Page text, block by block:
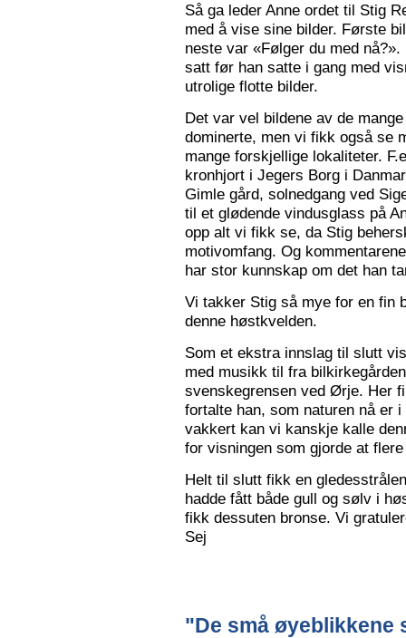
Så ga leder Anne ordet til Stig
med å vise sine bilder. Første
neste var «Følger du med
satt før han satte i gang med
utrolige flotte bilder.
Det var vel bildene av de
dominerte, men vi fikk også se
mange forskjellige lokaliteter.
kronhjort i Jegers Borg i
Gimle gård, solnedgang ved
til et glødende vindusglass på
opp alt vi fikk se, da Stig
motivomfang. Og
har stor kunnskap om det han
Vi takker Stig så mye for en fin
denne høstkvelden.
Som et ekstra innslag til slutt
med musikk til fra
svenskegrensen ved Ørje. Her
fortalte han, som naturen nå er
vakkert kan vi kanskje kalle
for visningen som gjorde at
Helt til slutt fikk en
hadde fått både gull og sølv i
fikk dessuten bronse. Vi
Sej
"De små øyeblikkene